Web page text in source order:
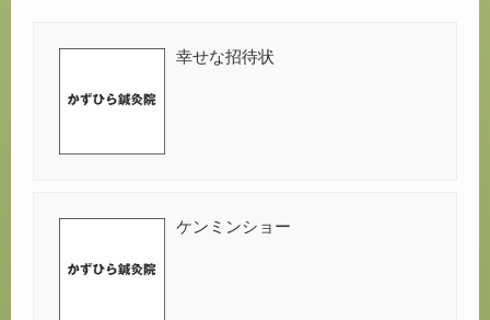
幸せな招待状
ケンミンショー